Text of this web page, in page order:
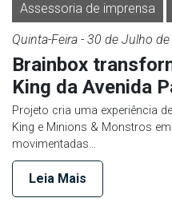
Assessoria de imprensa
Quinta-Feira - 30 de Julho
Brainbox
King da Avenida
Projeto cria uma experiência
King e Minions & Monstros
movimentadas…
Leia Mais